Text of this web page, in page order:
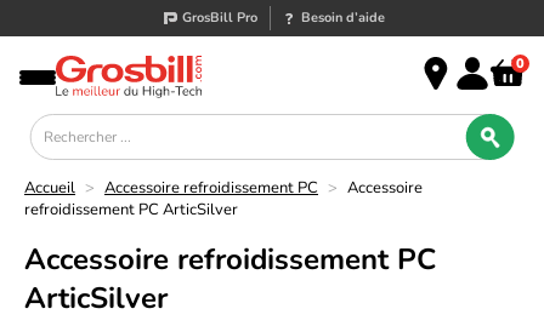
GrosBill Pro Besoin d’aide
0
Accueil > Accessoire refroidissement PC > Accessoire
refroidissement PC ArticSilver
Accessoire refroidissement PC
ArticSilver